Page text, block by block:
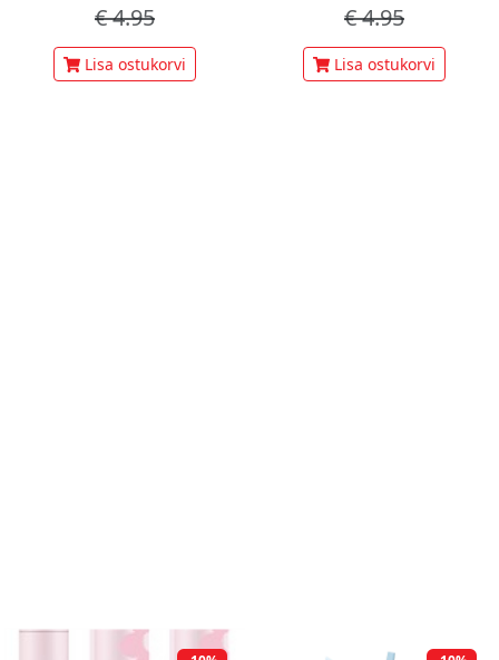
€4.95
Lisa ostukorvi
€4.95
Lisa ostukorvi